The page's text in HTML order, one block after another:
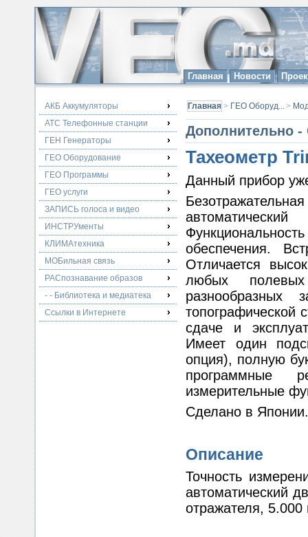
Главная Новости
АКБ Аккумуляторы
АТС Телефонные станции
ГЕН Генераторы
ГЕО Оборудование
ГЕО Программы
ГЕО услуги
ЗАПИСЬ голоса и видео
ИНСТРУменты
КЛИМАтехника
МОБильная связь
РАСпознавание образов
- - Библиотека и медиатека
Ссылки в Интернете
Главная > ГЕО Оборуд...>
Дополнительно
Тахеометр
Данный прибор
обеспечения.
Отличается
любых
топографической
сдаче и
Имеет один
опция), полную
программные
измерительные
Сделано в
Описание
Точность
автоматический
отражателя,